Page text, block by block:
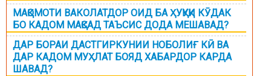
МАҚОМОТИ ВАКОЛАТДОР ОИД БА ҲУҚУҚИ КӮДАК
БО КАДОМ МАҚСАД ТАЪСИС ДОДА МЕШАВАД?
ДАР БОРАИ ДАСТГИРКУНИИ НОБОЛИҒ КӢ ВА
ДАР КАДОМ МУҲЛАТ БОЯД ХАБАРДОР КАРДА
ШАВАД?